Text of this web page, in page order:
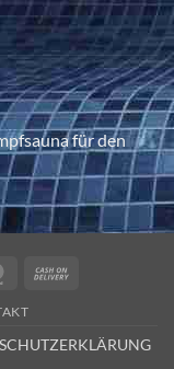
für den
MasterCard